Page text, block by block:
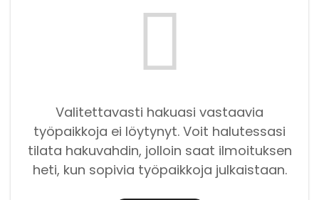
Valitettavasti hakuasi vastaavia
työpaikkoja ei löytynyt. Voit halutessasi
tilata hakuvahdin, jolloin saat ilmoituksen
heti, kun sopivia työpaikkoja julkaistaan.